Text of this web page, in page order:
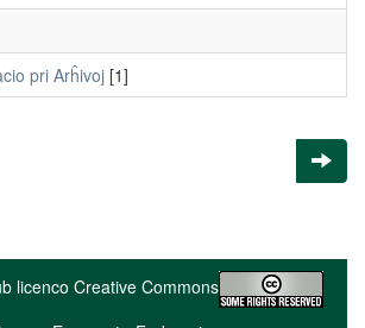
pri Arĥivoj [1]
licenco Creative Commons